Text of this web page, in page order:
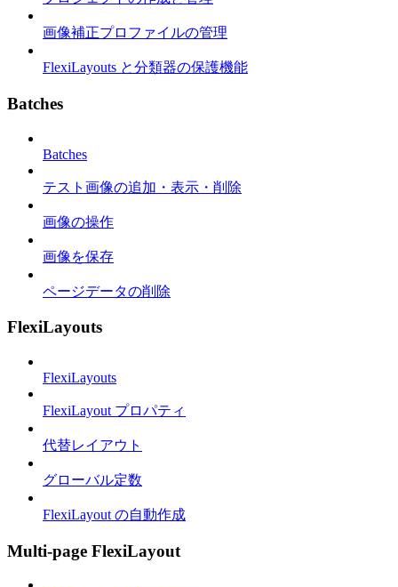
画像補正プロファイルの管理
FlexiLayouts と分類器の保護機能
Batches
Batches
テスト画像の追加・表示・削除
画像の操作
画像を保存
ページデータの削除
FlexiLayouts
FlexiLayouts
FlexiLayout プロパティ
代替レイアウト
グローバル定数
FlexiLayout の自動作成
Multi-page FlexiLayout